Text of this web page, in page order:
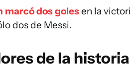
marcó dos golesen la
dos de Messi.
de la